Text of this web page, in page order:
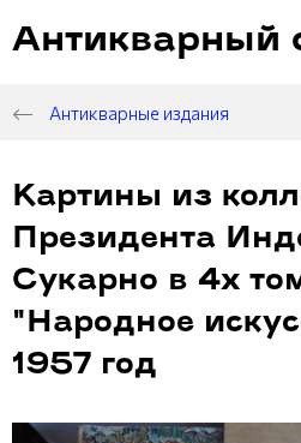
Антикварный
Антикварные издания
Картины из
Президента
Сукарно в 4х
"Народное
1957 год